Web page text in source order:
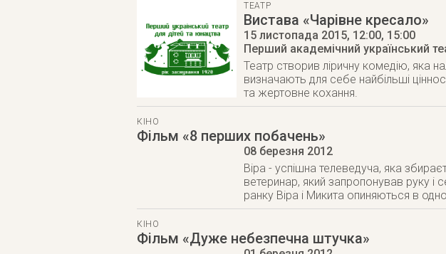
ТЕАТР
Вистава «Чарівне кресало»
15 листопада 2015, 12:00, 15:00
Перший академічний український
Театр створив ліричну комедію, яка
визначають для себе найбільші
та жертовне кохання.
КІНО
Фільм «8 перших побачень»
08 березня 2012
Віра - успішна телеведуча, яка
ветеринар, який запропонував руку і
ранку Віра і Микита опиняються в
КІНО
Фільм «Дуже небезпечна штучка»